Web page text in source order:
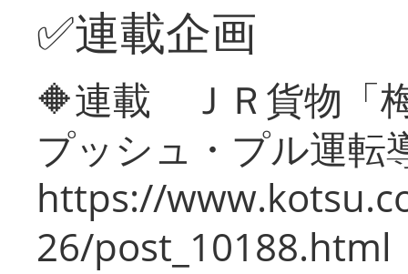
✅連載企画
🔶連載 ＪＲ貨物「
プッシュ・プル運転
https://
26/post_10188.html